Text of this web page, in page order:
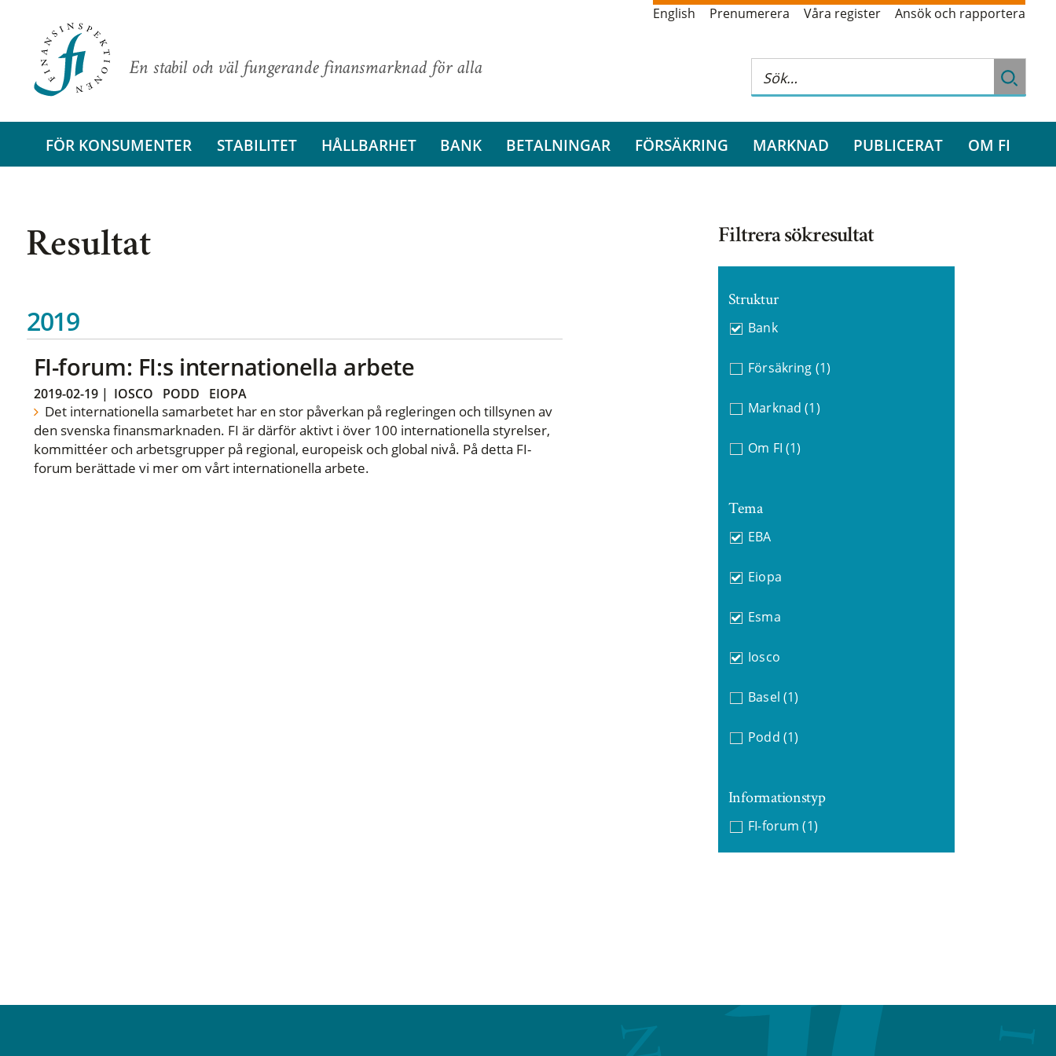
En stabil och väl fungerande finansmarknad för alla
English Prenumerera Våra register Ansök och rapportera
FÖR KONSUMENTER STABILITET HÅLLBARHET BANK BETALNINGAR FÖRSÄKRING MARKNAD PUBLICERAT OM FI
Resultat
2019
FI-forum: FI:s internationella arbete
2019-02-19| IOSCO PODD EIOPA
Det internationella samarbetet har en stor påverkan på regleringen och tillsynen av
den svenska finansmarknaden. FI är därför aktivt i över 100 internationella styrelser,
kommittéer och arbetsgrupper på regional, europeisk och global nivå. På detta FI-
forum berättade vi mer om vårt internationella arbete.
Filtrera sökresultat
Struktur
Bank
Försäkring (1)
Marknad (1)
Om FI (1)
Tema
EBA
Eiopa
Esma
Iosco
Basel (1)
Podd (1)
Informationstyp
FI-forum (1)